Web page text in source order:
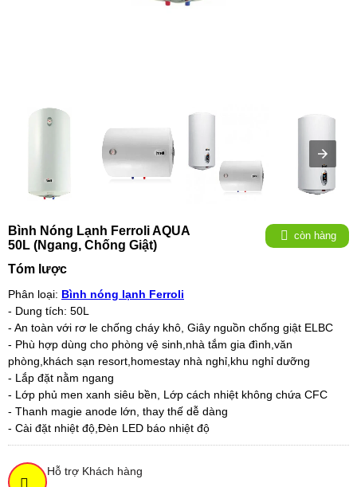
Bình Nóng Lạnh Ferroli AQUA
50L (ngang, Chống Giật)
còn hàng
Tóm lược
Phân loại: Bình nóng lạnh Ferroli
- Dung tích: 50L
- An toàn với rơ le chống cháy khô, Giây nguồn chống giật ELBC
- Phù hợp dùng cho phòng vệ sinh,nhà tắm gia đình,văn
phòng,khách sạn resort,homestay nhà nghỉ,khu nghỉ dưỡng
- Lắp đặt nằm ngang
- Lớp phủ men xanh siêu bền, Lớp cách nhiệt không chứa CFC
- Thanh magie anode lớn, thay thế dễ dàng
- Cài đặt nhiệt độ,Đèn LED báo nhiệt độ
Hỗ trợ Khách hàng